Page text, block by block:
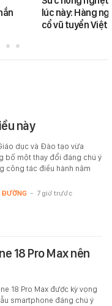
lúc này: Hàng
cổ vũ tuyển
này
dục và Đào tạo vừa
bố một thay đổi đáng chú ý
công tác điều hành năm
ĐƯỜNG - 7 giờ trước
18 Pro Max nên
18 Pro Max được kỳ vọng
smartphone đáng chú ý